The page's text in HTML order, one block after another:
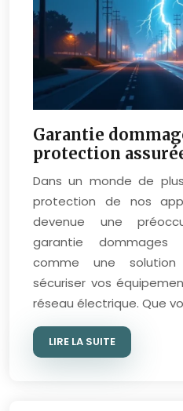
Garantie
protection
Dans un monde de
protection de nos
devenue une
garantie dommages
comme une solution
sécuriser vos
réseau électrique. Que
LIRE LA SUITE